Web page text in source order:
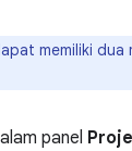
memiliki dua
panel